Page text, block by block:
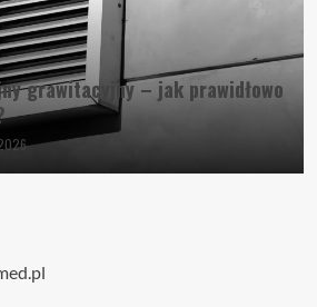
grawitacyjny – jak prawidłowo